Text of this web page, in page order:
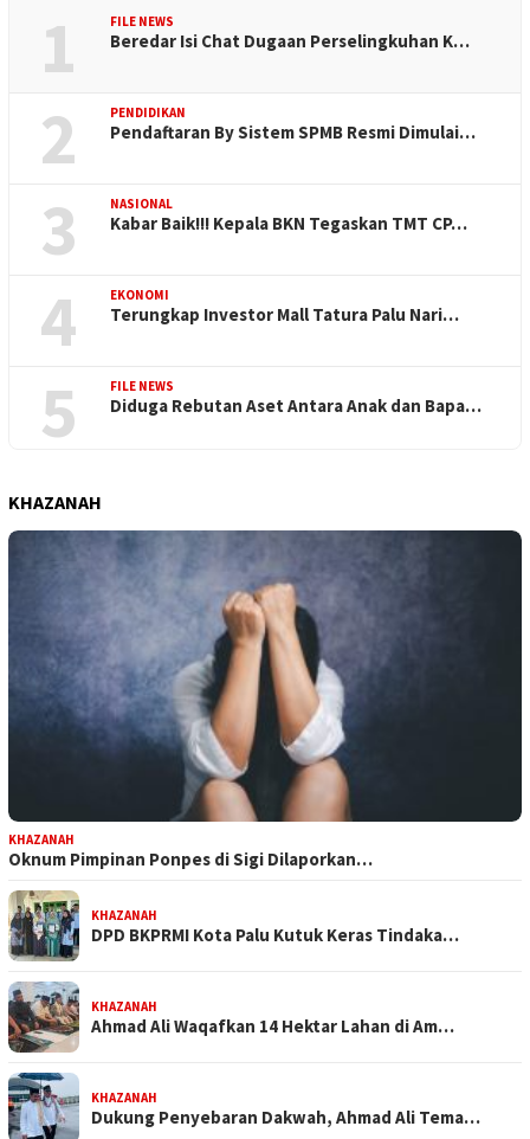
1 FILE NEWS
Beredar Isi Chat Dugaan Perselingkuhan K…
2 PENDIDIKAN
Pendaftaran By Sistem SPMB Resmi Dimulai…
3 NASIONAL
Kabar Baik!!! Kepala BKN Tegaskan TMT CP…
4 EKONOMI
Terungkap Investor Mall Tatura Palu Nari…
5 FILE NEWS
Diduga Rebutan Aset Antara Anak dan Bapa…
KHAZANAH
KHAZANAH
Oknum Pimpinan Ponpes di Sigi Dilaporkan…
KHAZANAH
DPD BKPRMI Kota Palu Kutuk Keras Tindaka…
KHAZANAH
Ahmad Ali Waqafkan 14 Hektar Lahan di Am…
KHAZANAH
Dukung Penyebaran Dakwah, Ahmad Ali Tema…